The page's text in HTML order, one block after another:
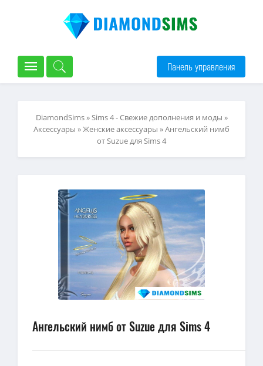
Панель управления
DiamondSims»Sims 4 - Свежие дополнения и моды »
Аксессуары »Женские аксессуары » Ангельский нимб
от Suzue для Sims 4
Ангельский нимб от Suzue для Sims 4